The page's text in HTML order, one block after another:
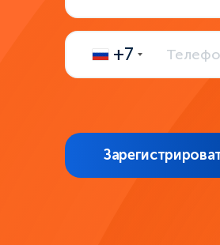
+7